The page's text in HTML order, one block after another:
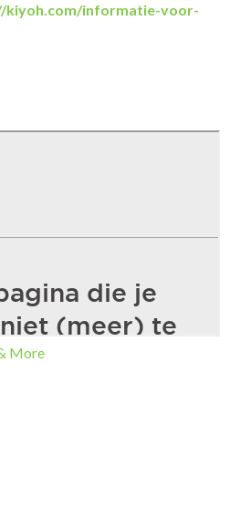
kiyoh.com/informatie-voor-
More